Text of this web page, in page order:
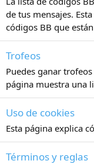
de tus mensajes.
códigos BB que
Trofeos
Puedes ganar
página muestra una
Uso de cookies
Esta página explica
Términos y reglas